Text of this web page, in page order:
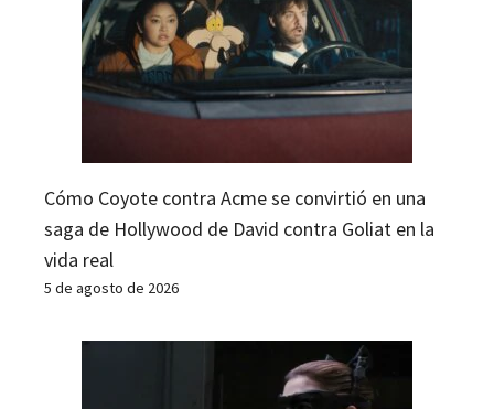
Cómo Coyote contra Acme se convirtió en una
saga de Hollywood de David contra Goliat en la
vida real
5 de agosto de 2026